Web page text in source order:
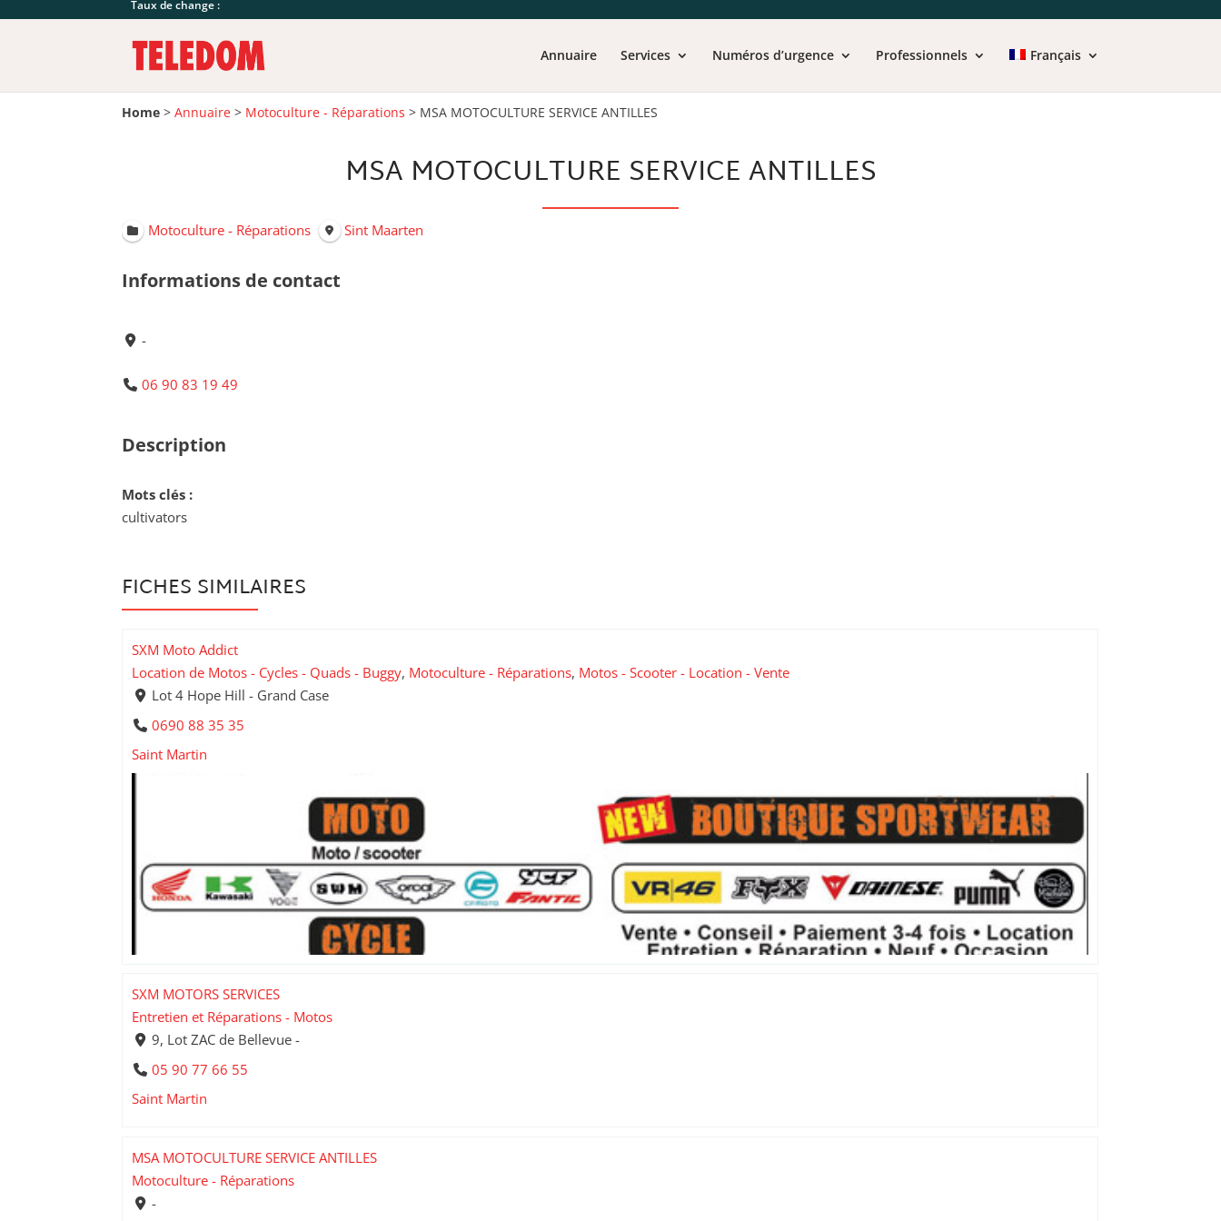
Taux de change :
Annuaire Services Numéros d’urgence Professionnels Français
Home >Annuaire > Motoculture - Réparations > MSA MOTOCULTURE SERVICE ANTILLES
MSA MOTOCULTURE SERVICE ANTILLES
Motoculture - Réparations Sint Maarten
Informations de contact
-
06 90 83 19 49
Description
Mots clés :
cultivators
FICHES SIMILAIRES
SXM Moto Addict
Location de Motos - Cycles - Quads - Buggy, Motoculture - Réparations, Motos - Scooter - Location - Vente
Lot 4 Hope Hill - Grand Case
0690 88 35 35
Saint Martin
SXM MOTORS SERVICES
Entretien et Réparations - Motos
9, Lot ZAC de Bellevue -
05 90 77 66 55
Saint Martin
MSA MOTOCULTURE SERVICE ANTILLES
Motoculture - Réparations
-